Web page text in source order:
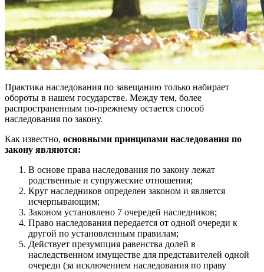
Практика наследования по завещанию только набирает
обороты в нашем государстве. Между тем, более
распространенным по-прежнему остается способ
наследования по закону.
Как известно, основными принципами наследования по
закону являются:
В основе права наследования по закону лежат
родственные и супружеские отношения;
Круг наследников определен законом и является
исчерпывающим;
Законом установлено 7 очередей наследников;
Право наследования передается от одной очереди к
другой по установленным правилам;
Действует презумпция равенства долей в
наследственном имуществе для представителей одной
очереди (за исключением наследования по праву